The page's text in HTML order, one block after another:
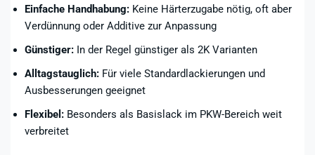
Einfache Handhabung: Keine Härterzugabe nötig, oft aber
Verdünnung oder Additive zur Anpassung
Günstiger: In der Regel günstiger als 2K Varianten
Alltagstauglich: Für viele Standardlackierungen und
Ausbesserungen geeignet
Flexibel: Besonders als Basislack im PKW-Bereich weit
verbreitet